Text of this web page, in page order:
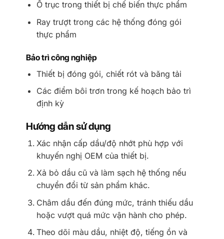
Ổ trục trong thiết bị chế biến thực phẩm
Ray trượt trong các hệ thống đóng gói
thực phẩm
Bảo trì công nghiệp
Thiết bị đóng gói, chiết rót và băng tải
Các điểm bôi trơn trong kế hoạch bảo trì
định kỳ
Hướng dẫn sử dụng
Xác nhận cấp dầu/độ nhớt phù hợp với
khuyến nghị OEM của thiết bị.
Xả bỏ dầu cũ và làm sạch hệ thống nếu
chuyển đổi từ sản phẩm khác.
Châm dầu đến đúng mức, tránh thiếu dầu
hoặc vượt quá mức vận hành cho phép.
Theo dõi màu dầu, nhiệt độ, tiếng ồn và